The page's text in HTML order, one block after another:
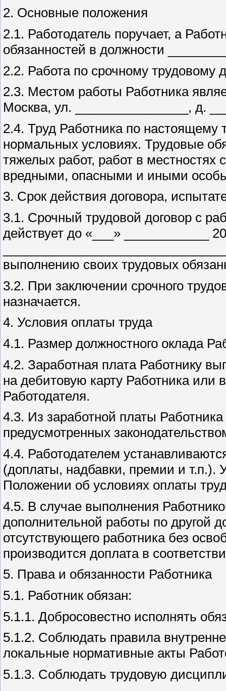
2. Основные положения
2.1. Работодатель поручает, а
обязанностей в должности
2.2. Работа по срочному трудовому
2.3. Местом работы Работника
Москва, ул. ________________, д.
2.4. Труд Работника по настоящему
нормальных условиях. Трудовые
тяжелых работ, работ в
вредными, опасными и иными
3. Срок действия договора,
3.1. Срочный трудовой договор с
действует до «___» ____________
выполнению своих трудовых
3.2. При заключении срочного
назначается.
4. Условия оплаты труда
4.1. Размер должностного оклада
4.2. Заработная плата Работнику
на дебитовую карту Работника или
Работодателя.
4.3. Из заработной платы
предусмотренных
4.4. Работодателем
(доплаты, надбавки, премии и т.п.).
Положении об условиях оплаты
4.5. В случае выполнения
дополнительной работы по другой
отсутствующего работника без
производится доплата в
5. Права и обязанности Работника
5.1. Работник обязан:
5.1.1. Добросовестно исполнять
5.1.2. Соблюдать правила
локальные нормативные акты
5.1.3. Соблюдать трудовую